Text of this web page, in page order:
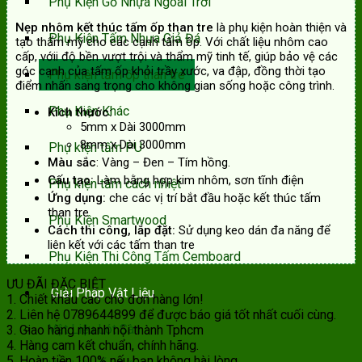
Phụ Kiện Tấm Nhựa Giả Đá
Phụ kiện tấm ốp than tre
Phụ Kiện Khác
Phụ kiện tấm PU
Phụ kiện tấm cách nhiệt
Phụ Kiện Smartwood
Phụ Kiện Thi Công Tấm Cemboard
Giải Pháp Vật Liệu
Vật Liệu Lót Sàn
Nẹp nhôm kết thúc tấm ốp than tre là phụ kiện hoàn thiện và
tạo thẩm mỹ cho các cạnh tấm ốp. Với chất liệu nhôm cao
cấp, vớii độ bền vượt trội và thẩm mỹ tinh tế, giúp bảo vệ các
góc cạnh của tấm ốp khỏi trầy xước, va đập, đồng thời tạo
điểm nhấn sang trọng cho không gian sống hoặc công trình.
Kích thước:
5mm x Dài 3000mm
8mm x Dài 3000mm
Màu sắc: Vàng – Đen – Tím hồng.
Cấu tạo:Làm bằng hợp kim nhôm, sơn tĩnh điện
Ứng dụng: che các vị trí bắt đầu hoặc kết thúc tấm
than tre
Cách thi công, lắp đặt: Sử dụng keo dán đa năng để
liên kết với các tấm than tre
ƯU ĐÃI ĐẶC BIỆT
1. Chiết khấu cao cho đơn hàng lớn!
2. Liên hệ 0789644899 để được báo giá tốt nhất cuối cùng.
3. Giao hàng nhanh nội thành Tphcm
4. Hàng cam kết chuẩn, chính hãng.